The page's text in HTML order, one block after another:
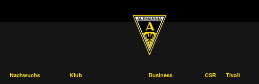
Nachwuchs
Klub
Business
CSR
Tivoli